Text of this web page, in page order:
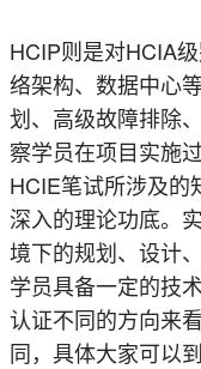
HCIP则是对HCIA
络架构、数据中心
划、高级故障排除
察学员在项目实施
HCIE笔试所涉及的
深入的理论功底。
境下的规划、设计
学员具备一定的技
认证不同的方向来
同，具体大家可以